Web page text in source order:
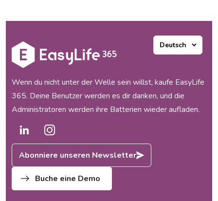
entwickelt, die mehrere
Ecosystems unterstützen.
Unsere Produkte haben
funktioniert und unsere
mit dem Wachstum...
Wenn du nicht unter der Welle sein willst, kaufe EasyLife
365. Deine Benutzer werden es dir danken, und die
Administratoren werden ihre Batterien wieder aufladen.
Abonniere unseren Newsletter
Buche eine Demo